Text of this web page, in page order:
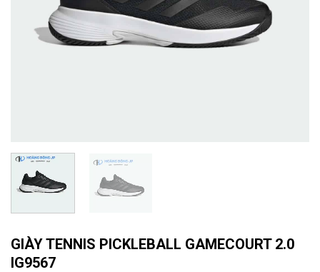
GIÀY TENNIS PICKLEBALL GAMECOURT 2.0
IG9567